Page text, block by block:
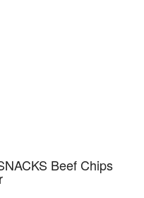
Beef Chips